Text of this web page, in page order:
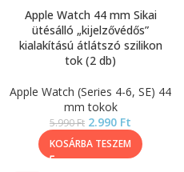
Apple Watch 44 mm Sikai
ütésálló „kijelzővédős”
kialakítású átlátszó szilikon
tok (2 db)
Apple Watch (Series 4-6, SE) 44
mm tokok
5.990Ft 2.990 Ft
KOSÁRBA TESZEM